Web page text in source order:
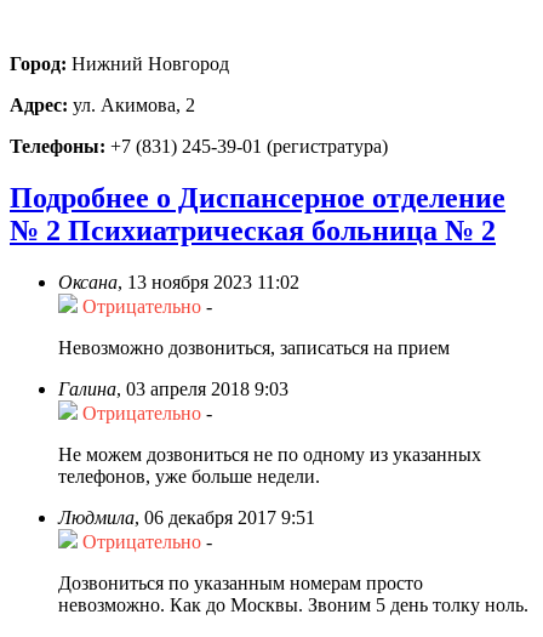
Город: Нижний Новгород
Адрес: ул. Акимова, 2
Телефоны: +7 (831) 245-39-01 (регистратура)
Подробнее о Диспансерное отделение
№ 2 Психиатрическая больница № 2
Оксана, 13 ноября 2023 11:02
Отрицательно -
Невозможно дозвониться, записаться на прием
Галина, 03 апреля 2018 9:03
Отрицательно -
Не можем дозвониться не по одному из указанных
телефонов, уже больше недели.
Людмила, 06 декабря 2017 9:51
Отрицательно -
Дозвониться по указанным номерам просто
невозможно. Как до Москвы. Звоним 5 день толку ноль.